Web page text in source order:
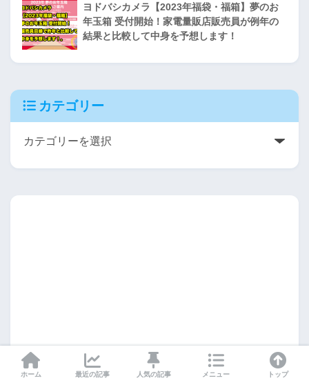
ヨドバシカメラ【2023年福袋・福箱】夢のお
年玉箱 受付開始！家電量販店販売員が例年の
結果と比較して中身を予想します！
カテゴリー
ホーム 最近の記事 人気の記事 メニュー トップ